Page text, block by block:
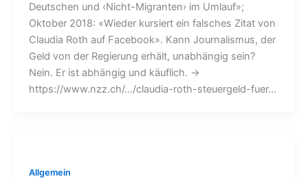
Deutschen und ‹Nicht-Migranten› im Umlauf»;
Oktober 2018: «Wieder kursiert ein falsches Zitat von
Claudia Roth auf Facebook». Kann Journalismus, der
Geld von der Regierung erhält, unabhängig sein?
Nein. Er ist abhängig und käuflich. →
https://www.nzz.ch/…/claudia-roth-steuergeld-fuer…
Allgemein